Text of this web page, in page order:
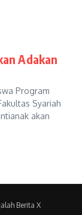
Adakan
Program
Syariah
akan
Berita X